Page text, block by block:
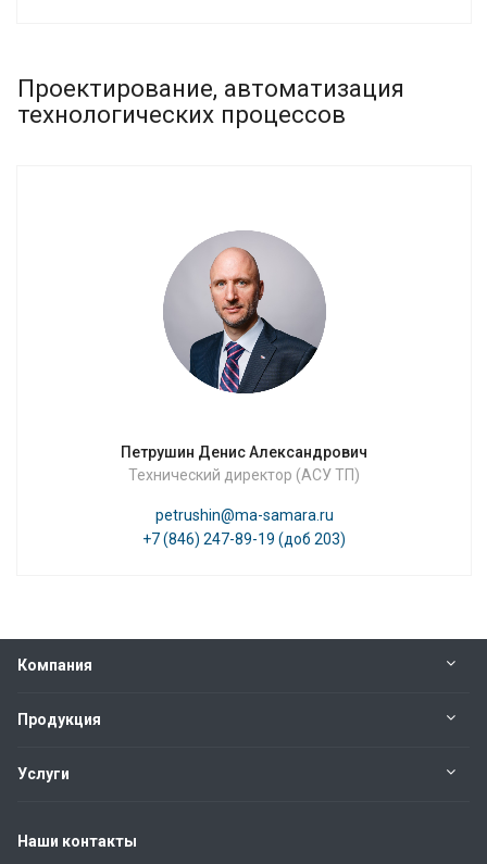
Проектирование, автоматизация
технологических процессов
Петрушин Денис Александрович
Технический директор (АСУ ТП)
petrushin@ma-samara.ru
+7 (846) 247-89-19 (доб 203)
Компания
Продукция
Услуги
Наши контакты